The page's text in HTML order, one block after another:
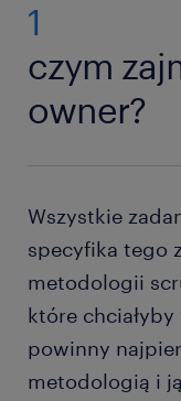
1
czym
owner?
Wszystkie
specyfika tego
metodologii
które
powinny
metodologią i